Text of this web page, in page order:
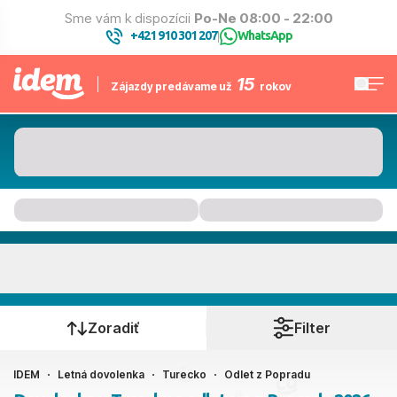
Sme vám k dispozícii Po-Ne 08:00 - 22:00
+421 910 301 207| WhatsApp
Zájazdy predávame už 15 rokov
Kedy cestujete?
Poprad
Zoradiť Filter
IDEM Letná dovolenka Turecko Odlet z Popradu